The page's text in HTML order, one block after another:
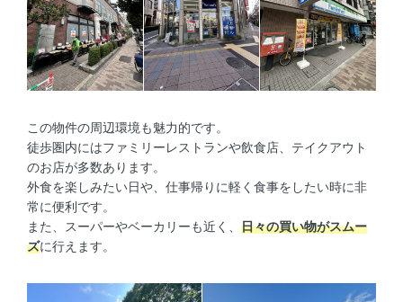
この物件の周辺環境も魅力的です。
徒歩圏内にはファミリーレストランや飲食店、テイクアウト
のお店が多数あります。
外食を楽しみたい日や、仕事帰りに軽く食事をしたい時に非
常に便利です。
また、スーパーやベーカリーも近く、 日々の買い物がスムー
ズに行えます。